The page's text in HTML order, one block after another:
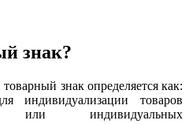
знак?
знак определяется как:
индивидуализации товаров
индивидуальных